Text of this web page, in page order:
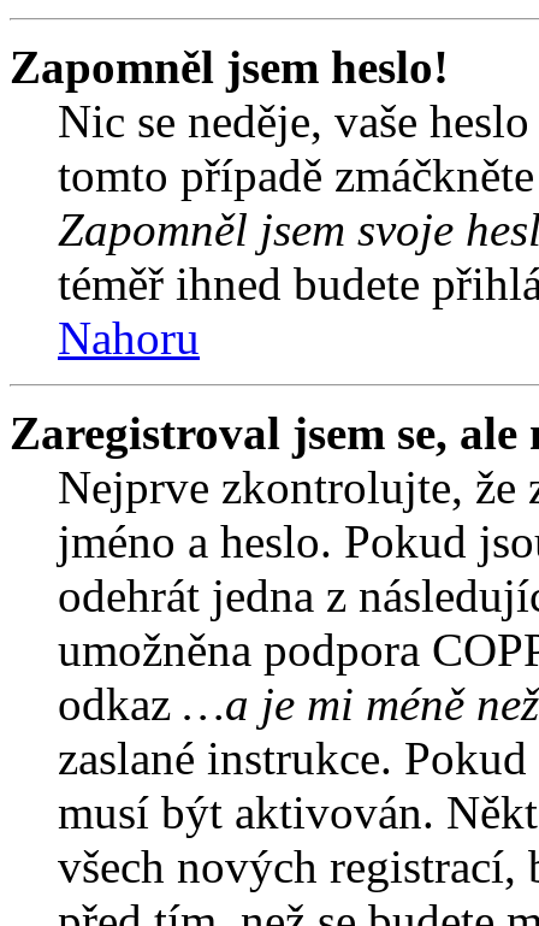
Zapomněl jsem heslo!
Nic se neděje, vaše
tomto případě
Zapomněl jsem svoje
téměř ihned budete
Nahoru
Zaregistroval jsem se,
Nejprve zkontrolujte, že
jméno a heslo. Pokud
odehrát jedna z
umožněna podpora
odkaz …a je mi méně
zaslané instrukce.
musí být aktivován.
všech nových